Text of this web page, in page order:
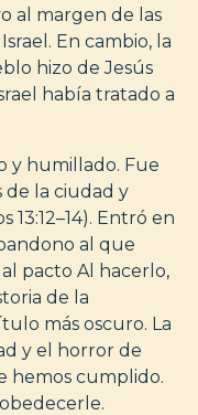
al margen de las
En cambio, la
hizo de Jesús
había tratado a
y humillado. Fue
la ciudad y
Entró en
al que
pacto Al hacerlo,
de la
más oscuro. La
y el horror de
hemos cumplido.